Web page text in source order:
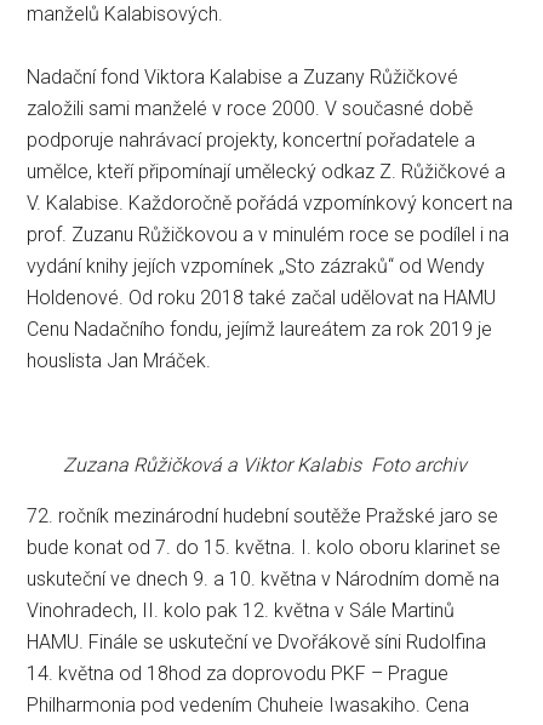
manželů Kalabisových.
Nadační fond Viktora Kalabise a Zuzany Růžičkové
založili sami manželé v roce 2000. V současné době
podporuje nahrávací projekty, koncertní pořadatele a
umělce, kteří připomínají umělecký odkaz Z. Růžičkové a
V. Kalabise. Každoročně pořádá vzpomínkový koncert na
prof. Zuzanu Růžičkovou a v minulém roce se podílel i na
vydání knihy jejích vzpomínek „Sto zázraků“ od Wendy
Holdenové. Od roku 2018 také začal udělovat na HAMU
Cenu Nadačního fondu, jejímž laureátem za rok 2019 je
houslista Jan Mráček.
Zuzana Růžičková a Viktor Kalabis Foto archiv
72. ročník mezinárodní hudební soutěže Pražské jaro se
bude konat od 7. do 15. května. I. kolo oboru klarinet se
uskuteční ve dnech 9. a 10. května v Národním domě na
Vinohradech, II. kolo pak 12. května v Sále Martinů
HAMU. Finále se uskuteční ve Dvořákově síni Rudolfina
14. května od 18hod za doprovodu PKF – Prague
Philharmonia pod vedením Chuheie Iwasakiho. Cena